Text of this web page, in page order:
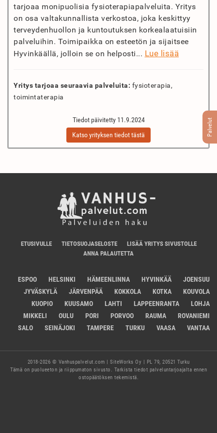
Palvelut
tarjoaa monipuolisia fysioterapiapalveluita. Yritys
on osa valtakunnallista verkostoa, joka keskittyy
terveydenhuollon ja kuntoutuksen korkealaatuisiin
palveluihin. Toimipaikka on esteetön ja sijaitsee
Hyvinkäällä, jolloin se on helposti... Lue lisää
Yritys tarjoaa seuraavia palveluita: fysioterapia,
toimintaterapia
Tiedot päivitetty 11.9.2024
Katso yrityksen tiedot tästä
ETUSIVULLE TIETOSUOJASELOSTE
LISÄÄ YRITYS SIVUSTOLLE
ANNA PALAUTETTA
ESPOO HELSINKI HÄMEENLINNA HYVINKÄÄ
JOENSUU
JYVÄSKYLÄ
JÄRVENPÄÄ KOKKOLA KOTKA
KOUVOLA
KUOPIO
KUUSAMO LAHTI LAPPEENRANTA
LOHJA
MIKKELI
OULU PORI PORVOO RAUMA
ROVANIEMI
SALO
SEINÄJOKI TAMPERE TURKU VAASA VANTAA
2018-2026 © Vanhuspalvelut.com | SiteWorks Oy | PL 79, 20521 Turku
Tämä on puolueeton ja riippumaton sivusto. Tarkista tiedot palveluntarjoajalta ennen
ostopäätöksen tekemistä.